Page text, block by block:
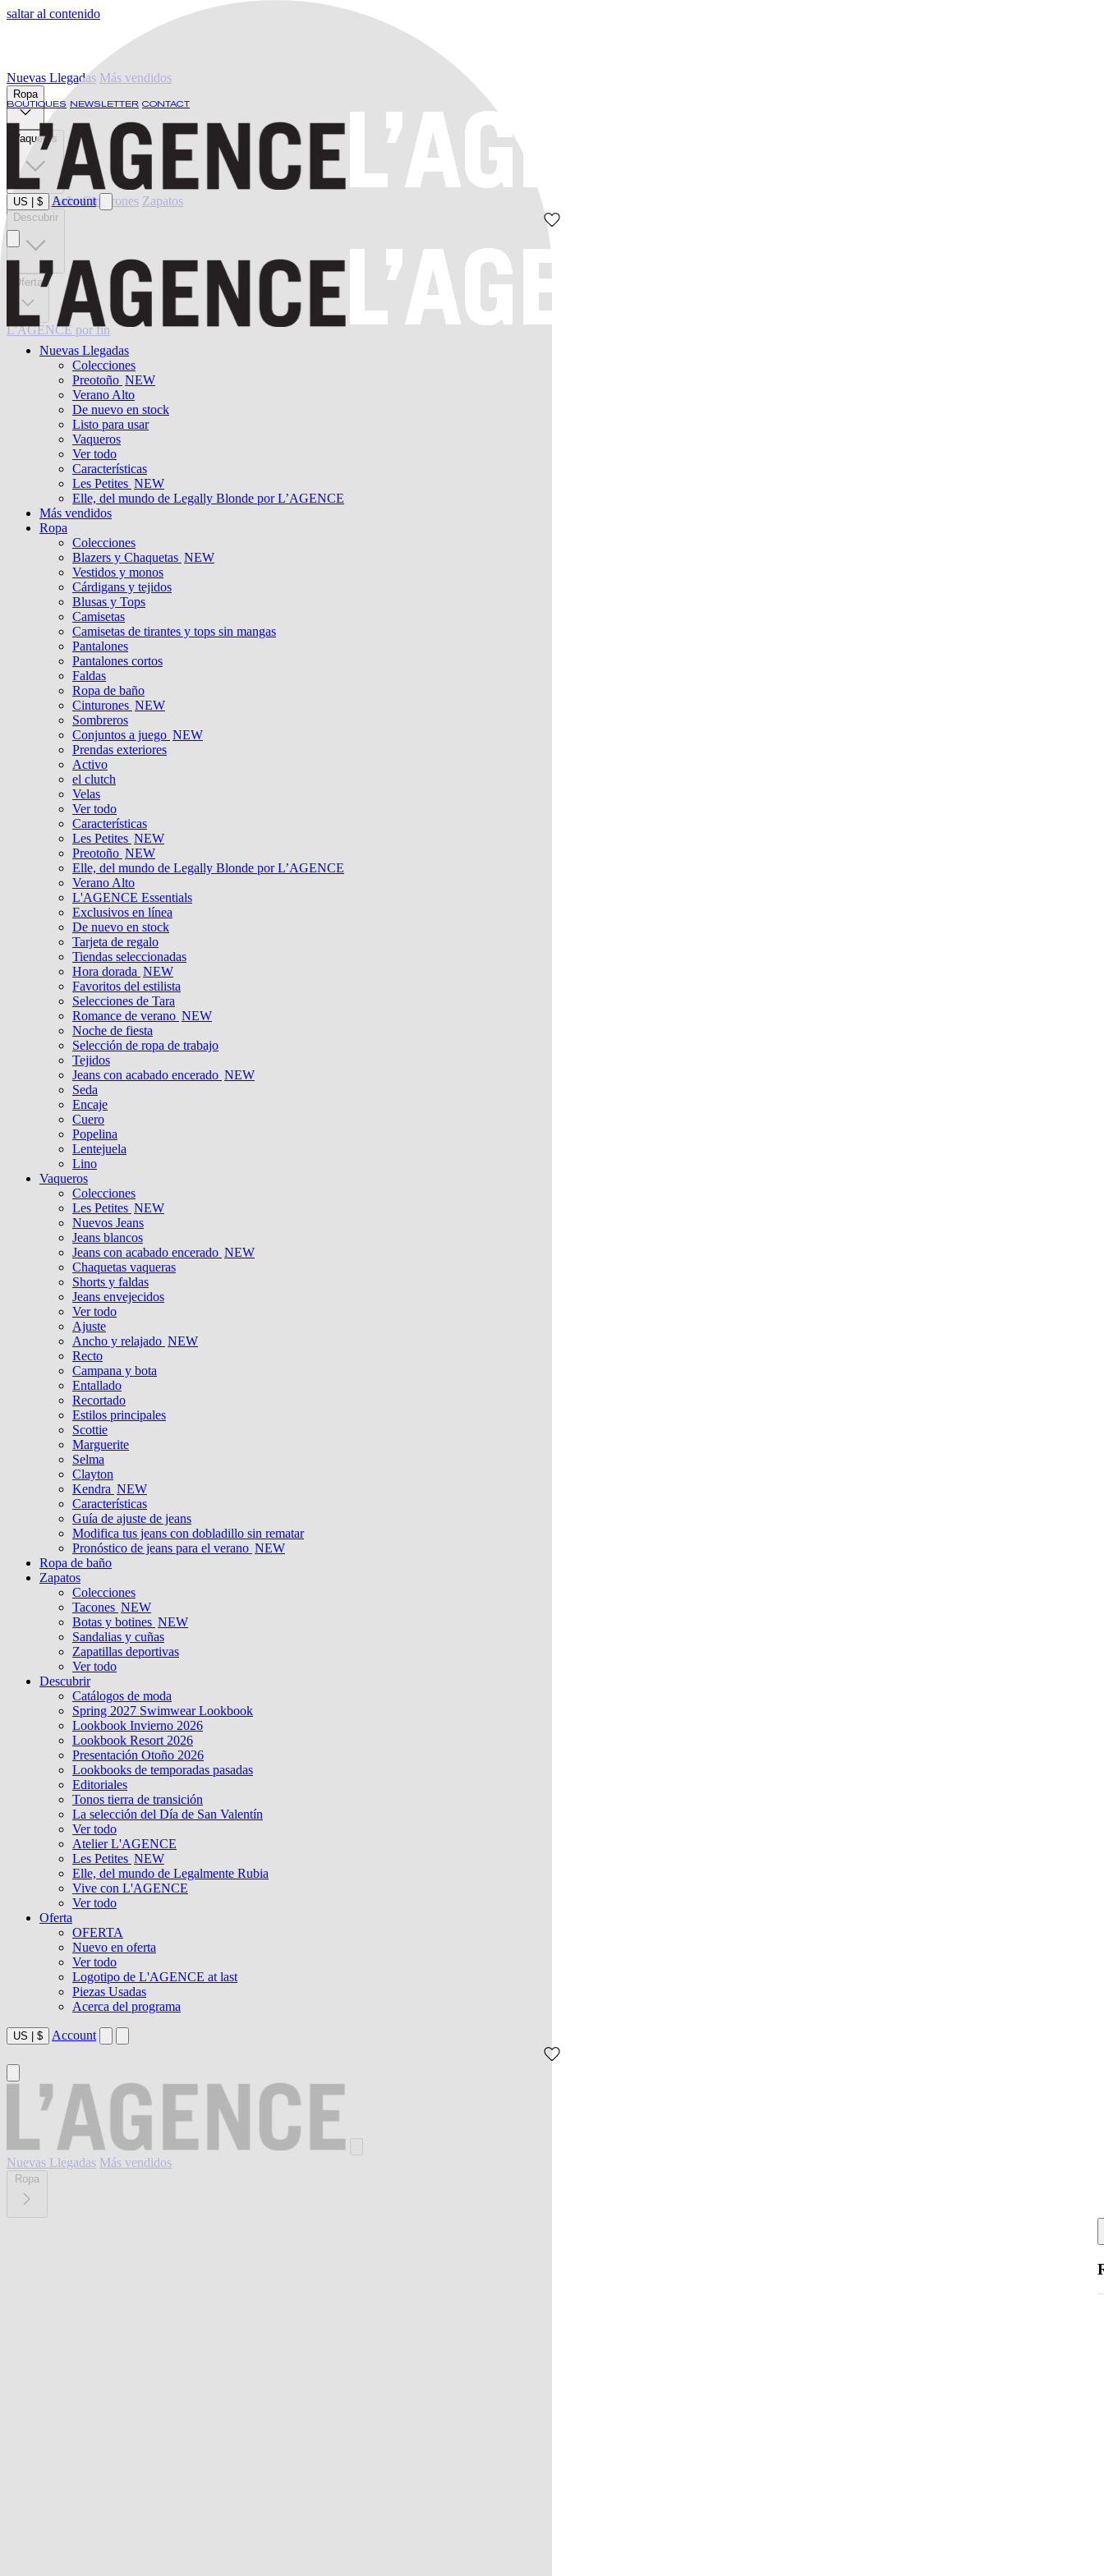
saltar al contenido
BOUTIQUES NEWSLETTER CONTACT
US $ Account
Nuevas Llegadas
Colecciones
Preotoño NEW
Verano Alto
De nuevo en stock
Listo para usar
Vaqueros
Ver todo
Características
Les Petites NEW
Elle, del mundo de Legally Blonde por L’AGENCE
Más vendidos
Ropa
Colecciones
Blazers y Chaquetas NEW
Vestidos y monos
Cárdigans y tejidos
Blusas y Tops
Camisetas
Camisetas de tirantes y tops sin mangas
Pantalones
Pantalones cortos
Faldas
Ropa de baño
Cinturones NEW
Sombreros
Conjuntos a juego NEW
Prendas exteriores
Activo
el clutch
Velas
Ver todo
Características
Les Petites NEW
Preotoño NEW
Elle, del mundo de Legally Blonde por L’AGENCE
Verano Alto
L'AGENCE Essentials
Exclusivos en línea
De nuevo en stock
Tarjeta de regalo
Tiendas seleccionadas
Hora dorada NEW
Favoritos del estilista
Selecciones de Tara
Romance de verano NEW
Noche de fiesta
Selección de ropa de trabajo
Tejidos
Jeans con acabado encerado NEW
Seda
Encaje
Cuero
Popelina
Lentejuela
Lino
Vaqueros
Colecciones
Les Petites NEW
Nuevos Jeans
Jeans blancos
Jeans con acabado encerado NEW
Chaquetas vaqueras
Shorts y faldas
Jeans envejecidos
Ver todo
Ajuste
Ancho y relajado NEW
Recto
Campana y bota
Entallado
Recortado
Estilos principales
Scottie
Marguerite
Selma
Clayton
Kendra NEW
Características
Guía de ajuste de jeans
Modifica tus jeans con dobladillo sin rematar
Pronóstico de jeans para el verano NEW
Ropa de baño
Zapatos
Colecciones
Tacones NEW
Botas y botines NEW
Sandalias y cuñas
Zapatillas deportivas
Ver todo
Descubrir
Catálogos de moda
Spring 2027 Swimwear Lookbook
Lookbook Invierno 2026
Lookbook Resort 2026
Presentación Otoño 2026
Lookbooks de temporadas pasadas
Editoriales
Tonos tierra de transición
La selección del Día de San Valentín
Ver todo
Atelier L'AGENCE
Les Petites NEW
Elle, del mundo de Legalmente Rubia
Vive con L'AGENCE
Ver todo
Oferta
OFERTA
Nuevo en oferta
Ver todo
Logotipo de L'AGENCE at last
Piezas Usadas
Acerca del programa
US $ Account
Nuevas Llegadas Más vendidos
Ropa
Nuevas Llegadas Más vendidos
Ropa
Vaqueros
Ropa de baño Cinturones Zapatos
Descubrir
Oferta
L'AGENCE por fin